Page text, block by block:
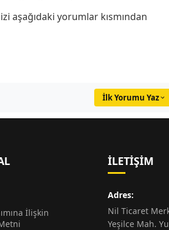
aşağıdaki yorumlar kısmından
İlk Yorumu Yaz
İlişkin
İLETIŞIM
Adres:
Nil Ticaret
Yeşilce Mah.